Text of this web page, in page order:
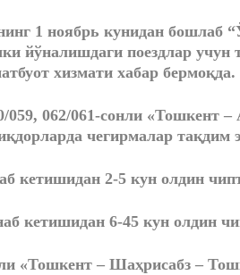
1 ноябрь кунидан бошлаб
йўналишдаги поездлар
хизмати хабар бермоқда.
059, 062/061-сонли «Тошкент
чегирмалар тақдим
кетишидан 2-5 кун олдин
кетишидан 6-45 кун олдин
«Тошкент – Шаҳрисабз –